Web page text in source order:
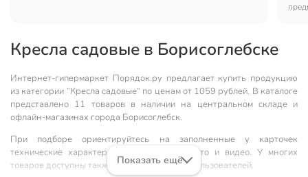
Кресла садовые в Борисоглебске
Интернет-гипермаркет Порядок.ру предлагает купить продукцию
из категории “Кресла садовые“ по ценам от 1059 рублей. В каталоге
представлено 11 товаров в наличии на центральном складе и
офлайн-магазинах города Борисоглебск.
При подборе ориентируйтесь на заполненные у карточек
технические характеристики, описания, фото и видео. У многих
товаров доступны также рейтинг и отзывы пользователей.
Показать ещё